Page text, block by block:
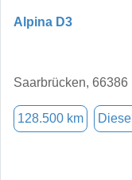
Alpina D3
Saarbrücken, 66386
128.500 km Diesel